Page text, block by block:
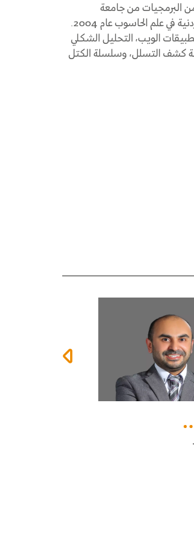
البرمجيات من جامعة
ماكماستر بكندا عام 2010، والماجستير من الجامعة الأردنية في علم الحاسوب عام 2004.
الويب، التحليل الشكلي
كشف التسلل، وسلسلة الكتل
قصف
البرمجيات